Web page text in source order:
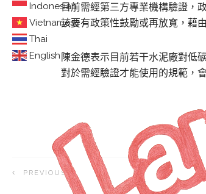
Indonesian
Vietnamese
Thai
English
目前需經第三方專業機構驗證，
該要有政策性鼓勵或再放寬，藉
陳金德表示目前若干水泥廠對低
對於需經驗證才能使用的規範，
PREVIOUS ARTICLE